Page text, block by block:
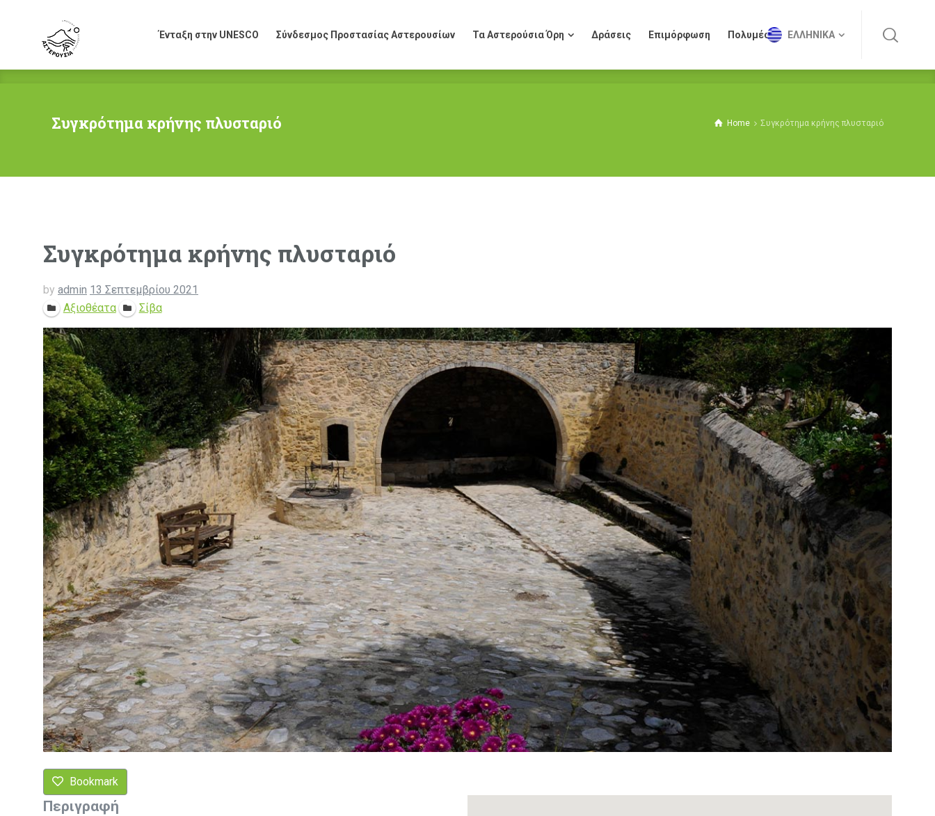
Ένταξη στην UNESCO Σύνδεσμος Προστασίας Αστερουσίων Τα Αστερούσια Όρη Δράσεις Επιμόρφωση Πολυμέσα ΕΛΛΗΝΙΚΆ
Συγκρότημα κρήνης πλυσταριό Home Συγκρότημα κρήνης πλυσταριό
Συγκρότημα κρήνης πλυσταριό
by admin 13 Σεπτεμβρίου 2021
Αξιοθέατα
Σίβα
Bookmark
Περιγραφή